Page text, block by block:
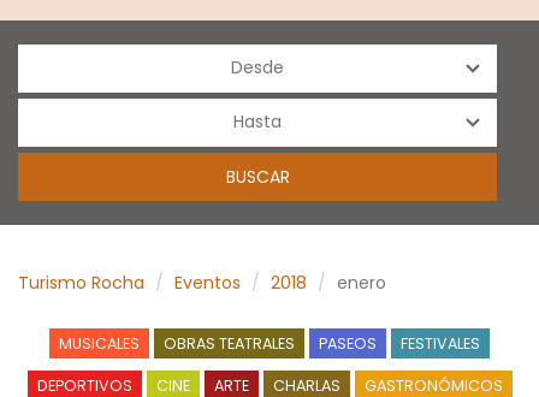
Turismo Rocha Eventos 2018 enero
MUSICALES OBRAS TEATRALES PASEOS FESTIVALES
DEPORTIVOS CINE ARTE CHARLAS GASTRONÓMICOS